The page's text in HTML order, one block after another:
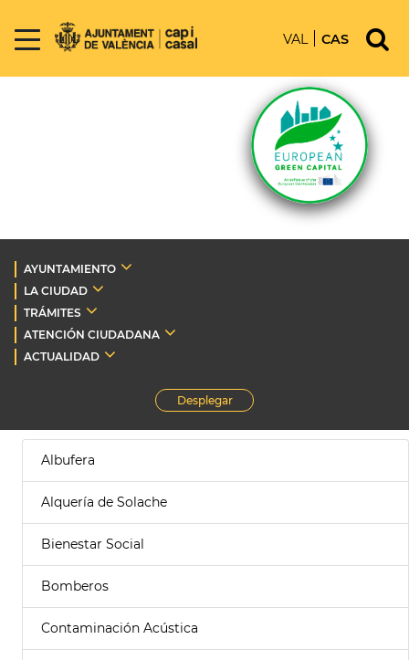
VAL CAS
AYUNTAMIENTO
LA CIUDAD
TRÁMITES
ATENCIÓN CIUDADANA
ACTUALIDAD
Desplegar
Albufera
Alquería de Solache
Bienestar Social
Bomberos
Contaminación Acústica